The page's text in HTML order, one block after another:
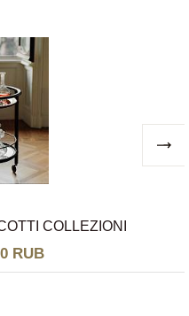
COLLEZIONI
RUB